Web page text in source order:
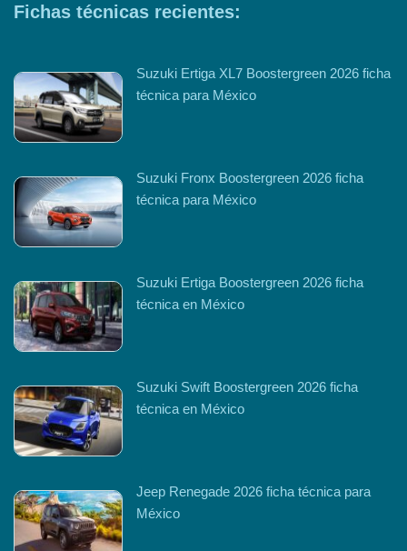
Fichas técnicas recientes:
Suzuki Ertiga XL7 Boostergreen 2026 ficha
técnica para México
Suzuki Fronx Boostergreen 2026 ficha
técnica para México
Suzuki Ertiga Boostergreen 2026 ficha
técnica en México
Suzuki Swift Boostergreen 2026 ficha
técnica en México
Jeep Renegade 2026 ficha técnica para
México